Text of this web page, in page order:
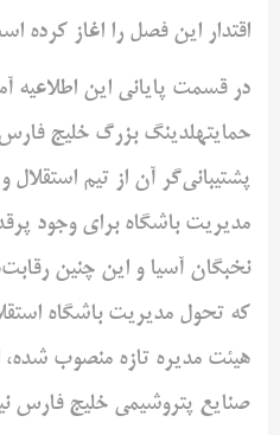
اقتدار این فصل را اغاز کرده
در قسمت پایانی این اطلاعیه
حمایتهلدینگ بزرگ خلیج
پشتیبانی‌گر آن از تیم
مدیریت باشگاه برای وجود
نخبگان آسیا و این چنین
که تحول مدیریت باشگاه
هیئت مدیره تازه منصوب شده،
صنایع پتروشیمی خلیج فارس